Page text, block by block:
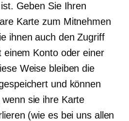
Geben Sie Ihren
Karte zum Mitnehmen
ihnen auch den Zugriff
einem Konto oder einer
Weise bleiben die
und können
sie ihre Karte
(wie es bei uns allen